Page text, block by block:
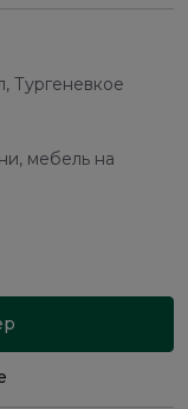
Тургеневкое
мебель на